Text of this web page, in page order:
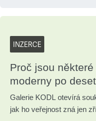
INZERCE
Proč jsou
moderny po
Galerie KODL otevírá
jak ho veřejnost zná jen